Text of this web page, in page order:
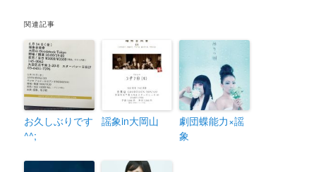
関連記事
お久しぶりです
^^;
謡象in大岡山
劇団蝶能力×謡
象